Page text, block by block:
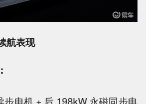
航表现
步电机 + 后 198kW 永磁同步电